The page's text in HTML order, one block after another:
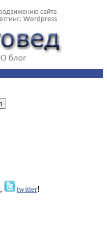
, twitter!